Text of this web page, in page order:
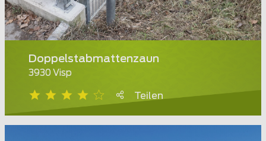
Doppelstabmattenzaun
3930 Visp
Teilen